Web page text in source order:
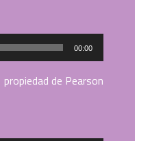
00:00
propiedad de Pearson